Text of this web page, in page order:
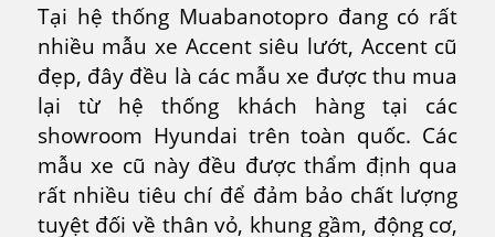
Tại hệ thống Muabanotopro đang có rất
nhiều mẫu xe Accent siêu lướt, Accent cũ
đẹp, đây đều là các mẫu xe được thu mua
lại từ hệ thống khách hàng tại các
showroom Hyundai trên toàn quốc. Các
mẫu xe cũ này đều được thẩm định qua
rất nhiều tiêu chí để đảm bảo chất lượng
tuyệt đối về thân vỏ, khung gầm, động cơ,